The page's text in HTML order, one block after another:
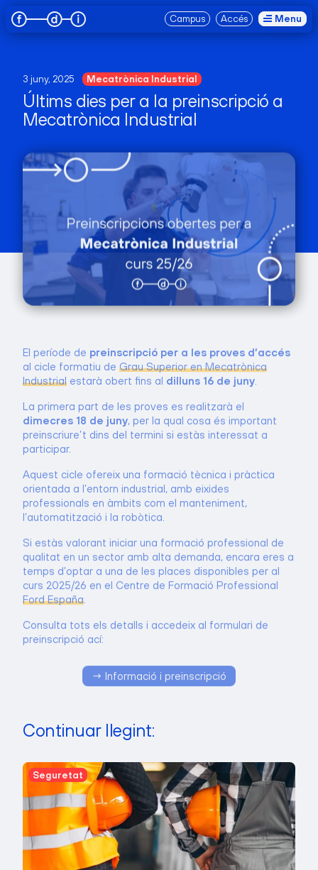
Campus Accés Menu
3 juny, 2025 Mecatrònica Industrial
Últims dies per a la preinscripció a
Mecatrònica Industrial
El període de
preinscripció per a les proves d’accés
al cicle formatiu deGrau Superior en Mecatrònica
Industrialestarà obert fins aldilluns 16 de juny.
La primera part de les proves es realitzarà el
dimecres 18 de juny, per la qual cosa és important
preinscriure’t dins del termini si estàs interessat a
participar.
Aquest cicle ofereix una formació tècnica i pràctica
orientada a l’entorn industrial, amb eixides
professionals en àmbits com el manteniment,
l’automatització i la robòtica.
Si estàs valorant iniciar una formació professional de
qualitat en un sector amb alta demanda, encara eres a
temps d’optar a una de les places disponibles per al
curs 2025/26 en el Centre de Formació Professional
Ford España.
Consulta tots els detalls i accedeix al formulari de
preinscripció ací:
→ Informació i preinscripció
Continuar llegint:
Seguretat